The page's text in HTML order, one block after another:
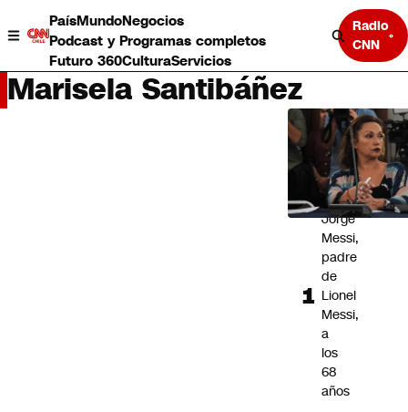
PaísMundoNegocios
Podcast y Programas completos
Futuro 360CulturaServicios
Radio
CNN
Marisela Santibáñez
LO
MÁS
LEÍDO
Muere
Jorge
Messi,
padre
de
Lionel
Messi,
a
los
68
años